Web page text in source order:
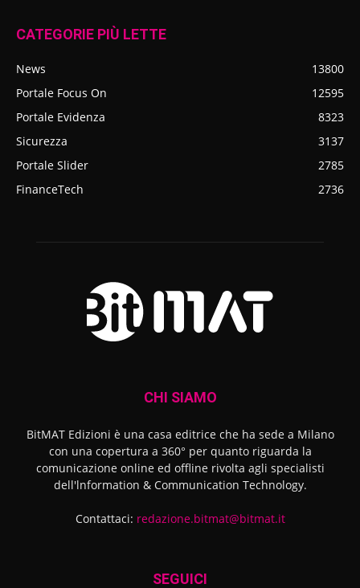
CATEGORIE PIÙ LETTE
News
13800
Portale Focus On
12595
Portale Evidenza
8323
Sicurezza
3137
Portale Slider
2785
FinanceTech
2736
CHI SIAMO
BitMAT Edizioni è una casa editrice che ha sede a Milano
con una copertura a 360° per quanto riguarda la
comunicazione online ed offline rivolta agli specialisti
dell'lnformation & Communication Technology.
Contattaci: redazione.bitmat@bitmat.it
SEGUICI